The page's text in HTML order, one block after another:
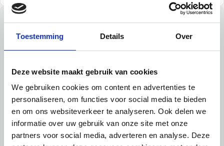
Toestemming Details Over
Deze website maakt gebruik van cookies
We gebruiken cookies om content en advertenties te
personaliseren, om functies voor social media te bieden
en om ons websiteverkeer te analyseren. Ook delen we
informatie over uw gebruik van onze site met onze
partners voor social media, adverteren en analyse. Deze
Tips
Tip 1:
Schrijf een duidelijke introductie en geef de volgende
informatie mee:
Ben je student, werkachtig of werkzoekend